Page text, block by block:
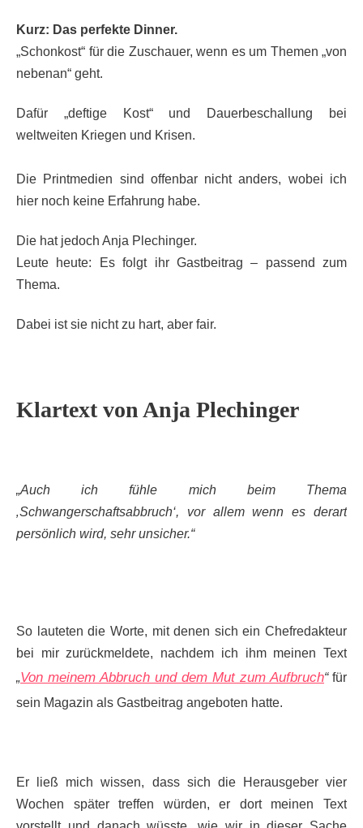
Kurz: Das perfekte Dinner.
„Schonkost“ für die Zuschauer, wenn es um Themen „von
nebenan“ geht.
Dafür „deftige Kost“ und Dauerbeschallung bei
weltweiten Kriegen und Krisen.
Die Printmedien sind offenbar nicht anders, wobei ich
hier noch keine Erfahrung habe.
Die hat jedoch Anja Plechinger.
Leute heute: Es folgt ihr Gastbeitrag – passend zum
Thema.
Dabei ist sie nicht zu hart, aber fair.
Klartext von Anja Plechinger
„Auch ich fühle mich beim Thema
‚Schwangerschaftsabbruch‘, vor allem wenn es derart
persönlich wird, sehr unsicher.“
So lauteten die Worte, mit denen sich ein Chefredakteur
bei mir zurückmeldete, nachdem ich ihm meinen Text
„Von meinem Abbruch und dem Mut zum Aufbruch“für
sein Magazin als Gastbeitrag angeboten hatte.
Er ließ mich wissen, dass sich die Herausgeber vier
Wochen später treffen würden, er dort meinen Text